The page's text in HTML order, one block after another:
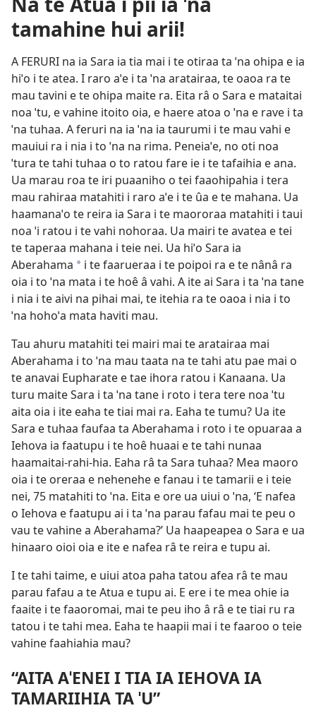
tamahine hui arii!
A FERURI na ia Sara ia tia mai i te otiraa ta ˈna ohipa e ia
hiˈo i te atea. I raro aˈe i ta ˈna aratairaa, te oaoa ra te
mau tavini e te ohipa maite ra. Eita râ o Sara e mataitai
noa ˈtu, e vahine itoito oia, e haere atoa o ˈna e rave i ta
ˈna tuhaa. A feruri na ia ˈna ia taurumi i te mau vahi e
mauiui ra i nia i to ˈna na rima. Peneiaˈe, no oti noa
ˈtura te tahi tuhaa o to ratou fare ie i te tafaihia e ana.
Ua marau roa te iri puaaniho o tei faaohipahia i tera
mau rahiraa matahiti i raro aˈe i te ûa e te mahana. Ua
haamanaˈo te reira ia Sara i te maororaa matahiti i taui
noa ˈi ratou i te vahi nohoraa. Ua mairi te avatea e tei
te taperaa mahana i teie nei. Ua hiˈo Sara ia
Aberahama a i te faarueraa i te poipoi ra e te nânâ ra
oia i to ˈna mata i te hoê â vahi. A ite ai Sara i ta ˈna tane
i nia i te aivi na pihai mai, te itehia ra te oaoa i nia i to
ˈna hohoˈa mata haviti mau.
Tau ahuru matahiti tei mairi mai te aratairaa mai
Aberahama i to ˈna mau taata na te tahi atu pae mai o
te anavai Eupharate e tae ihora ratou i Kanaana. Ua
turu maite Sara i ta ˈna tane i roto i tera tere noa ˈtu
aita oia i ite eaha te tiai mai ra. Eaha te tumu? Ua ite
Sara e tuhaa faufaa ta Aberahama i roto i te opuaraa a
Iehova ia faatupu i te hoê huaai e te tahi nunaa
haamaitai-rahi-hia. Eaha râ ta Sara tuhaa? Mea maoro
oia i te oreraa e nehenehe e fanau i te tamarii e i teie
nei, 75 matahiti to ˈna. Eita e ore ua uiui o ˈna, ‘E nafea
o Iehova e faatupu ai i ta ˈna parau fafau mai te peu o
vau te vahine a Aberahama?’ Ua haapeapea o Sara e ua
hinaaro oioi oia e ite e nafea râ te reira e tupu ai.
I te tahi taime, e uiui atoa paha tatou afea râ te mau
parau fafau a te Atua e tupu ai. E ere i te mea ohie ia
faaite i te faaoromai, mai te peu iho â râ e te tiai ru ra
tatou i te tahi mea. Eaha te haapii mai i te faaroo o teie
vahine faahiahia mau?
“AITA AˈENEI I TIA IA IEHOVA IA
TAMARIIHIA TA ˈU”